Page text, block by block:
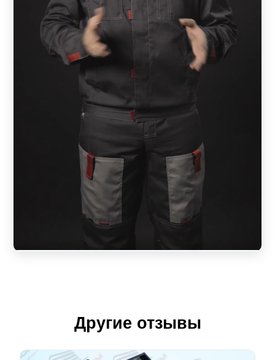
Другие отзывы